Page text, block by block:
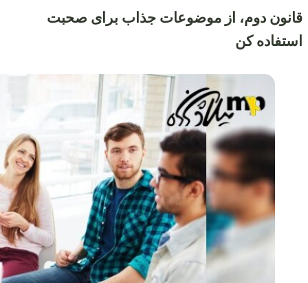
قانون دوم، از موضوعات جذاب برای صحبت
استفاده کن